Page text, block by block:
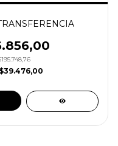
$39.476,00